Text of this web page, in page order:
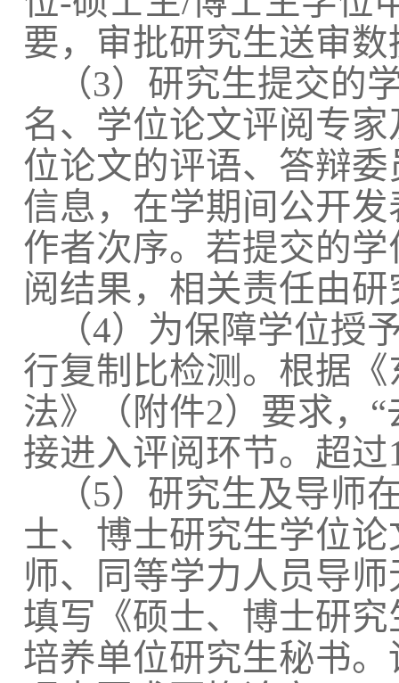
要，审批研究生送审
（3）研究生提交的
名、学位论文评阅专
位论文的评语、答辩
信息，在学期间公开
作者次序。若提交的
阅结果，相关责任由
（4）为保障学位授
行复制比检测。根据
法》（附件2）要求，
接进入评阅环节。超
（5）研究生及导师
士、博士研究生学位
师、同等学力人员导
填写《硕士、博士研
培养单位研究生秘书